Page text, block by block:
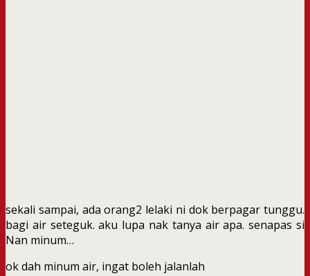
sekali sampai, ada orang2 lelaki ni dok berpagar tunggu.
bagi air seteguk. aku lupa nak tanya air apa. senapas si
Nan minum…
ok dah minum air, ingat boleh jalanlah